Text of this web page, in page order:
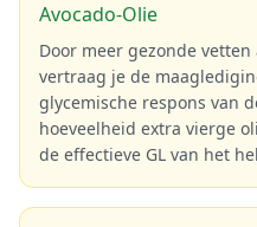
Avocado-Olie
Door meer gezonde
vertraag je de
glycemische respons van
hoeveelheid extra vierge
de effectieve GL van het